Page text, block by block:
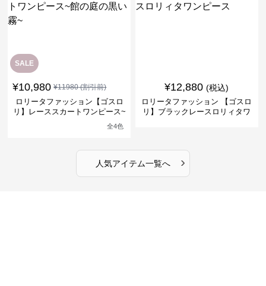
SALE
¥10,980 ¥11980(割引前)
ロリータファッション【ゴスロ
リ】レーススカートワンピース~
全4色
¥12,880 (税込)
ロリータファッション 【ゴスロ
リ】ブラックレースロリィタワ
人気アイテム一覧へ ›